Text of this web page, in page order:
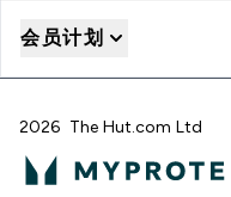
会员计划
2026 The Hut.com Ltd